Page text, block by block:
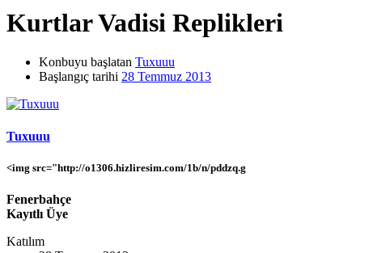
Kurtlar Vadisi Replikleri
Konbuyu başlatan Tuxuuu
Başlangıç tarihi 28 Temmuz 2013
Tuxuuu
<img src="http://o1306.hizliresim.com/1b/n/pddzq.g
Fenerbahçe
Kayıtlı Üye
Katılım